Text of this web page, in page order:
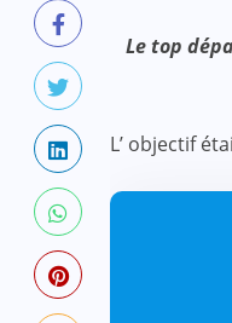
Le top
L’ objectif